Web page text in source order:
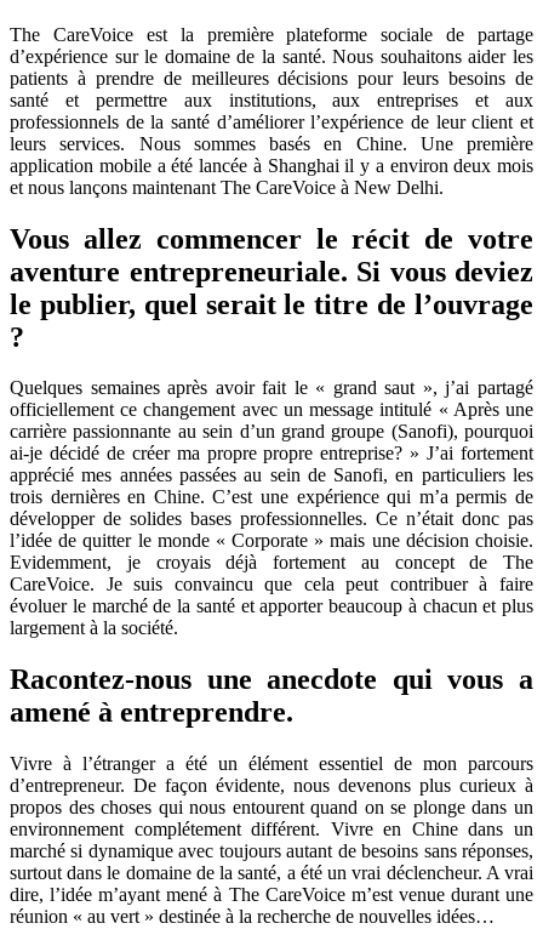
The CareVoice est la première plateforme sociale de partage
d’expérience sur le domaine de la santé. Nous souhaitons aider les
patients à prendre de meilleures décisions pour leurs besoins de
santé et permettre aux institutions, aux entreprises et aux
professionnels de la santé d’améliorer l’expérience de leur client et
leurs services. Nous sommes basés en Chine. Une première
application mobile a été lancée à Shanghai il y a environ deux mois
et nous lançons maintenant The CareVoice à New Delhi.
Vous allez commencer le récit de votre
aventure entrepreneuriale. Si vous deviez
le publier, quel serait le titre de l’ouvrage
?
Quelques semaines après avoir fait le « grand saut », j’ai partagé
officiellement ce changement avec un message intitulé « Après une
carrière passionnante au sein d’un grand groupe (Sanofi), pourquoi
ai-je décidé de créer ma propre propre entreprise? » J’ai fortement
apprécié mes années passées au sein de Sanofi, en particuliers les
trois dernières en Chine. C’est une expérience qui m’a permis de
développer de solides bases professionnelles. Ce n’était donc pas
l’idée de quitter le monde « Corporate » mais une décision choisie.
Evidemment, je croyais déjà fortement au concept de The
CareVoice. Je suis convaincu que cela peut contribuer à faire
évoluer le marché de la santé et apporter beaucoup à chacun et plus
largement à la société.
Racontez-nous une anecdote qui vous a
amené à entreprendre.
Vivre à l’étranger a été un élément essentiel de mon parcours
d’entrepreneur. De façon évidente, nous devenons plus curieux à
propos des choses qui nous entourent quand on se plonge dans un
environnement complétement différent. Vivre en Chine dans un
marché si dynamique avec toujours autant de besoins sans réponses,
surtout dans le domaine de la santé, a été un vrai déclencheur. A vrai
dire, l’idée m’ayant mené à The CareVoice m’est venue durant une
réunion « au vert » destinée à la recherche de nouvelles idées…